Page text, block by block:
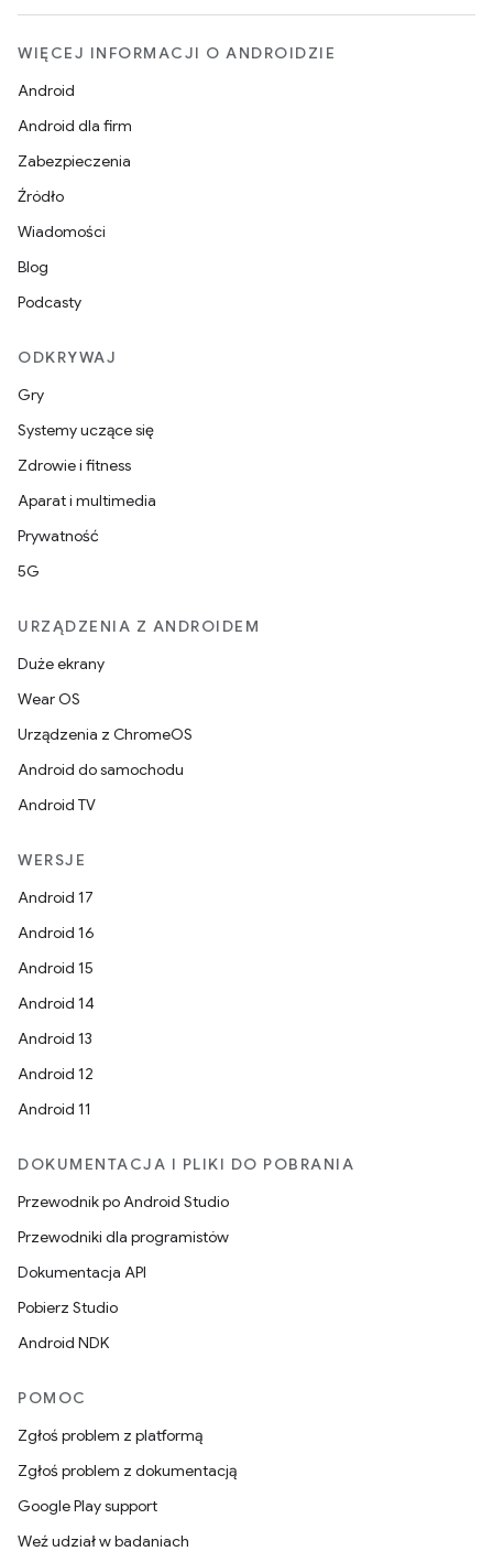
WIĘCEJ INFORMACJI O ANDROIDZIE
Android
Android dla firm
Zabezpieczenia
Źródło
Wiadomości
Blog
Podcasty
ODKRYWAJ
Gry
Systemy uczące się
Zdrowie i fitness
Aparat i multimedia
Prywatność
5G
URZĄDZENIA Z ANDROIDEM
Duże ekrany
Wear OS
Urządzenia z ChromeOS
Android do samochodu
Android TV
WERSJE
Android 17
Android 16
Android 15
Android 14
Android 13
Android 12
Android 11
DOKUMENTACJA I PLIKI DO POBRANIA
Przewodnik po Android Studio
Przewodniki dla programistów
Dokumentacja API
Pobierz Studio
Android NDK
POMOC
Zgłoś problem z platformą
Zgłoś problem z dokumentacją
Google Play support
Weź udział w badaniach